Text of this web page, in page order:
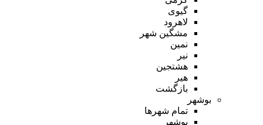
گیوی
لاهرود
مشگین شهر
نمین
نیر
هشتجین
هیر
بازگشت
بوشهر
تمام شهر‌ها
بوشهر